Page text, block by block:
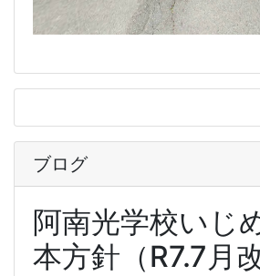
ブログ
阿南光学校いじ
本方針（R7.7月改